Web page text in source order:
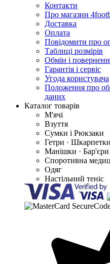
Контакти
Про магазин
Доставка
Оплата
Повідомити про
Таблиці розмірів
Обмін і
Гарантія і сервіс
Угода користувача
Положення про
даних
Каталог товарів
М'ячі
Взуття
Сумки і Рюкзаки
Гетри ·
Манішки ·
Споротивна
Одяг
Настільний теніс